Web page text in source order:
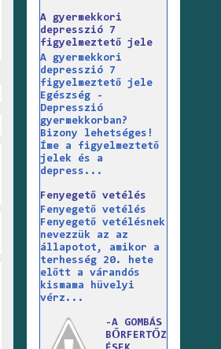
A gyermekkori
depresszió 7
figyelmeztető jele
A gyermekkori
depresszió 7
figyelmeztető jele
Egészség -
Depresszió
gyermekkorban?
Bizony lehetséges!
Íme a figyelmeztető
jelek és a
depress...
Fenyegető vetélés
Fenyegető vetélés
Fenyegető vetélésnek
nevezzük az az
állapotot, amikor a
terhesség 20. hete
előtt a várandós
kismama hüvelyi
vérz...
-A GOMBÁS
BŐRFERTŐZ